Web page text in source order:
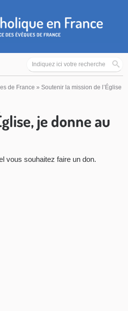
de France » Soutenir la mission de l’Église
je donne au
vous souhaitez faire un don.